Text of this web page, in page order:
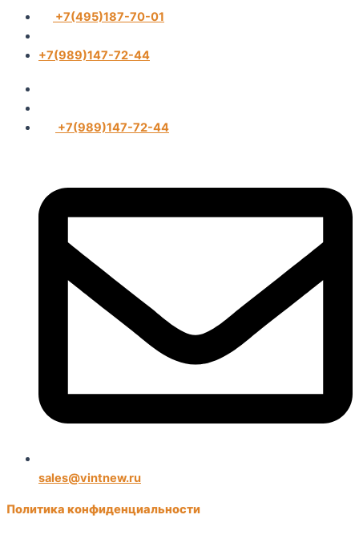
+7(495)187-70-01
+7(989)147-72-44
+7(989)147-72-44
sales@vintnew.ru
Политика конфиденциальности